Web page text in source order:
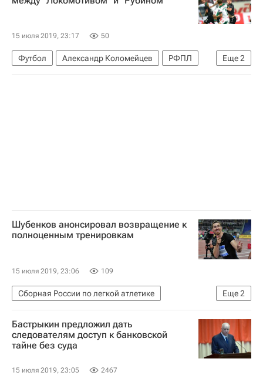
15 июля 2019, 23:17 50
Еще2
Футбол Александр Коломейцев
РФПЛ
Локомотив (Москва)
Рубин
Шубенков анонсировал возвращение к
полноценным тренировкам
15 июля 2019, 23:06 109
Еще2
Сборная России по легкой атлетике
Сергей Шубенков
Легкая атлетика
Бастрыкин предложил дать
следователям доступ к банковской
тайне без суда
15 июля 2019, 23:05 2467